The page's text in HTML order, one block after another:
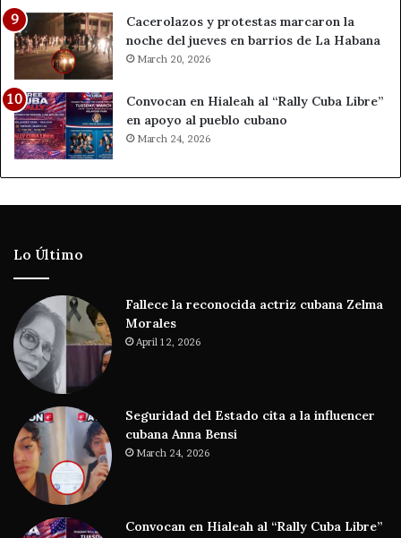
Cacerolazos y protestas marcaron la
noche del jueves en barrios de La Habana
March 20, 2026
Convocan en Hialeah al “Rally Cuba Libre”
en apoyo al pueblo cubano
March 24, 2026
Lo Último
Fallece la reconocida actriz cubana Zelma
Morales
April 12, 2026
Seguridad del Estado cita a la influencer
cubana Anna Bensi
March 24, 2026
Convocan en Hialeah al “Rally Cuba Libre”